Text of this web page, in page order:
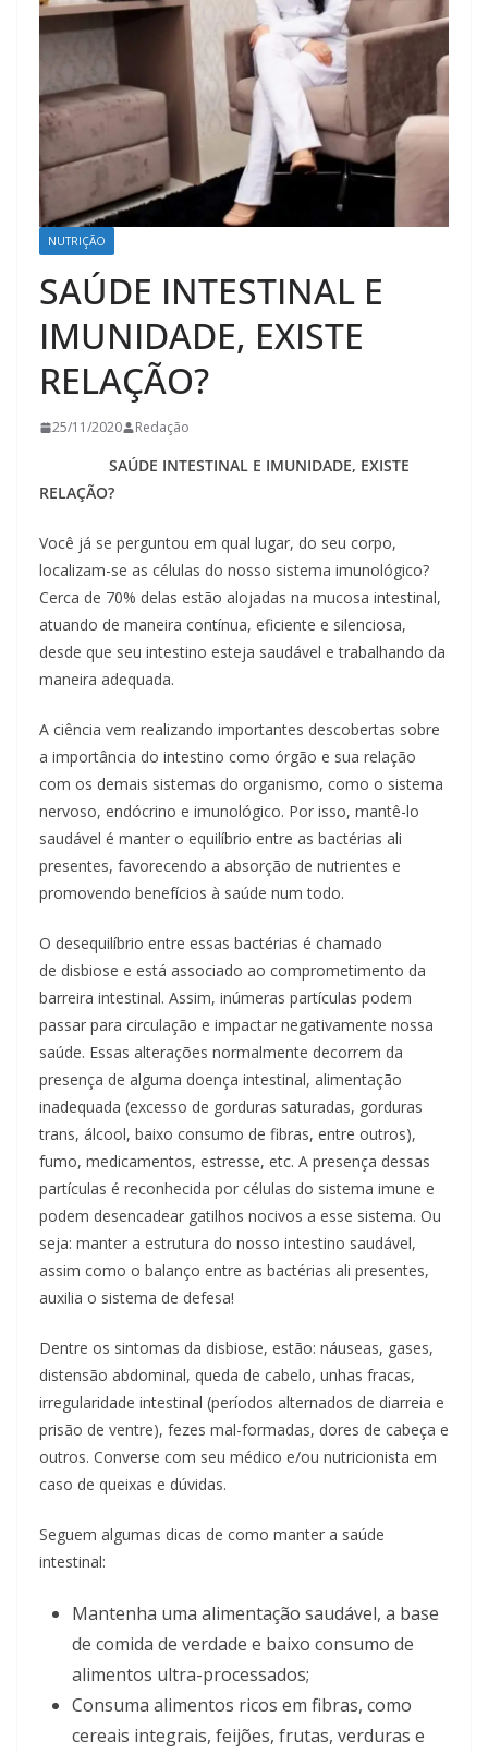
NUTRIÇÃO
SAÚDE INTESTINAL E
IMUNIDADE, EXISTE
RELAÇÃO?
25/11/2020 Redação
SAÚDE INTESTINAL E IMUNIDADE, EXISTE
RELAÇÃO?
Você já se perguntou em qual lugar, do seu corpo,
localizam-se as células do nosso sistema imunológico?
Cerca de 70% delas estão alojadas na mucosa intestinal,
atuando de maneira contínua, eficiente e silenciosa,
desde que seu intestino esteja saudável e trabalhando da
maneira adequada.
A ciência vem realizando importantes descobertas sobre
a importância do intestino como órgão e sua relação
com os demais sistemas do organismo, como o sistema
nervoso, endócrino e imunológico. Por isso, mantê-lo
saudável é manter o equilíbrio entre as bactérias ali
presentes, favorecendo a absorção de nutrientes e
promovendo benefícios à saúde num todo.
O desequilíbrio entre essas bactérias é chamado
de disbiose e está associado ao comprometimento da
barreira intestinal. Assim, inúmeras partículas podem
passar para circulação e impactar negativamente nossa
saúde. Essas alterações normalmente decorrem da
presença de alguma doença intestinal, alimentação
inadequada (excesso de gorduras saturadas, gorduras
trans, álcool, baixo consumo de fibras, entre outros),
fumo, medicamentos, estresse, etc. A presença dessas
partículas é reconhecida por células do sistema imune e
podem desencadear gatilhos nocivos a esse sistema. Ou
seja: manter a estrutura do nosso intestino saudável,
assim como o balanço entre as bactérias ali presentes,
auxilia o sistema de defesa!
Dentre os sintomas da disbiose, estão: náuseas, gases,
distensão abdominal, queda de cabelo, unhas fracas,
irregularidade intestinal (períodos alternados de diarreia e
prisão de ventre), fezes mal-formadas, dores de cabeça e
outros. Converse com seu médico e/ou nutricionista em
caso de queixas e dúvidas.
Seguem algumas dicas de como manter a saúde
intestinal:
Mantenha uma alimentação saudável, a base
de comida de verdade e baixo consumo de
alimentos ultra-processados;
Consuma alimentos ricos em fibras, como
cereais integrais, feijões, frutas, verduras e